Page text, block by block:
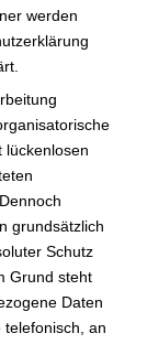
werden
lückenlosen
grundsätzlich
Schutz
Grund steht
Daten
an